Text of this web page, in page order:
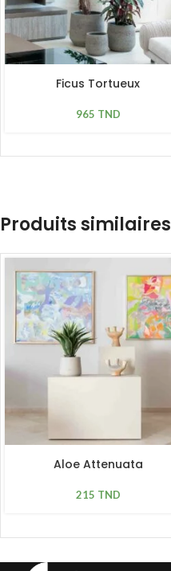
Ficus Tortueux
965 TND
Produits similaires
Aloe Attenuata
215 TND